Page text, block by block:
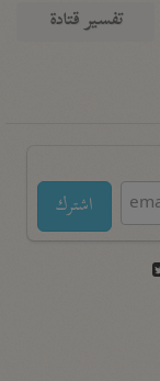
تفسير قتادة
اشترك